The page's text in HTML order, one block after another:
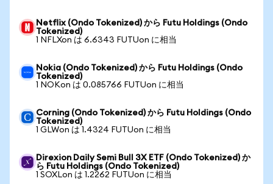
Netflix (Ondo Tokenized) から Futu Holdings (Ondo
Tokenized)
1 NFLXon は 6.6343 FUTUon に相当
Nokia (Ondo Tokenized) から Futu Holdings (Ondo
Tokenized)
1 NOKon は 0.085766 FUTUon に相当
Corning (Ondo Tokenized) から Futu Holdings (Ondo
Tokenized)
1 GLWon は 1.4324 FUTUon に相当
Direxion Daily Semi Bull 3X ETF (Ondo Tokenized) か
ら Futu Holdings (Ondo Tokenized)
1 SOXLon は 1.2262 FUTUon に相当